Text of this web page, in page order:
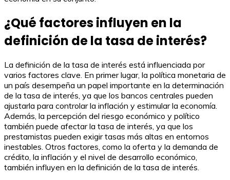
¿Qué factores influyen en la
definición de la tasa de interés?
La definición de la tasa de interés está influenciada por
varios factores clave. En primer lugar, la política monetaria de
un país desempeña un papel importante en la determinación
de la tasa de interés, ya que los bancos centrales pueden
ajustarla para controlar la inflación y estimular la economía.
Además, la percepción del riesgo económico y político
también puede afectar la tasa de interés, ya que los
prestamistas pueden exigir tasas más altas en entornos
inestables. Otros factores, como la oferta y la demanda de
crédito, la inflación y el nivel de desarrollo económico,
también influyen en la definición de la tasa de interés.